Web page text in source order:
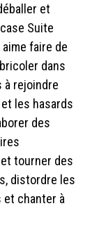
et
Suite
faire de
dans
à rejoindre
les hasards
des
tourner des
distordre les
et chanter à